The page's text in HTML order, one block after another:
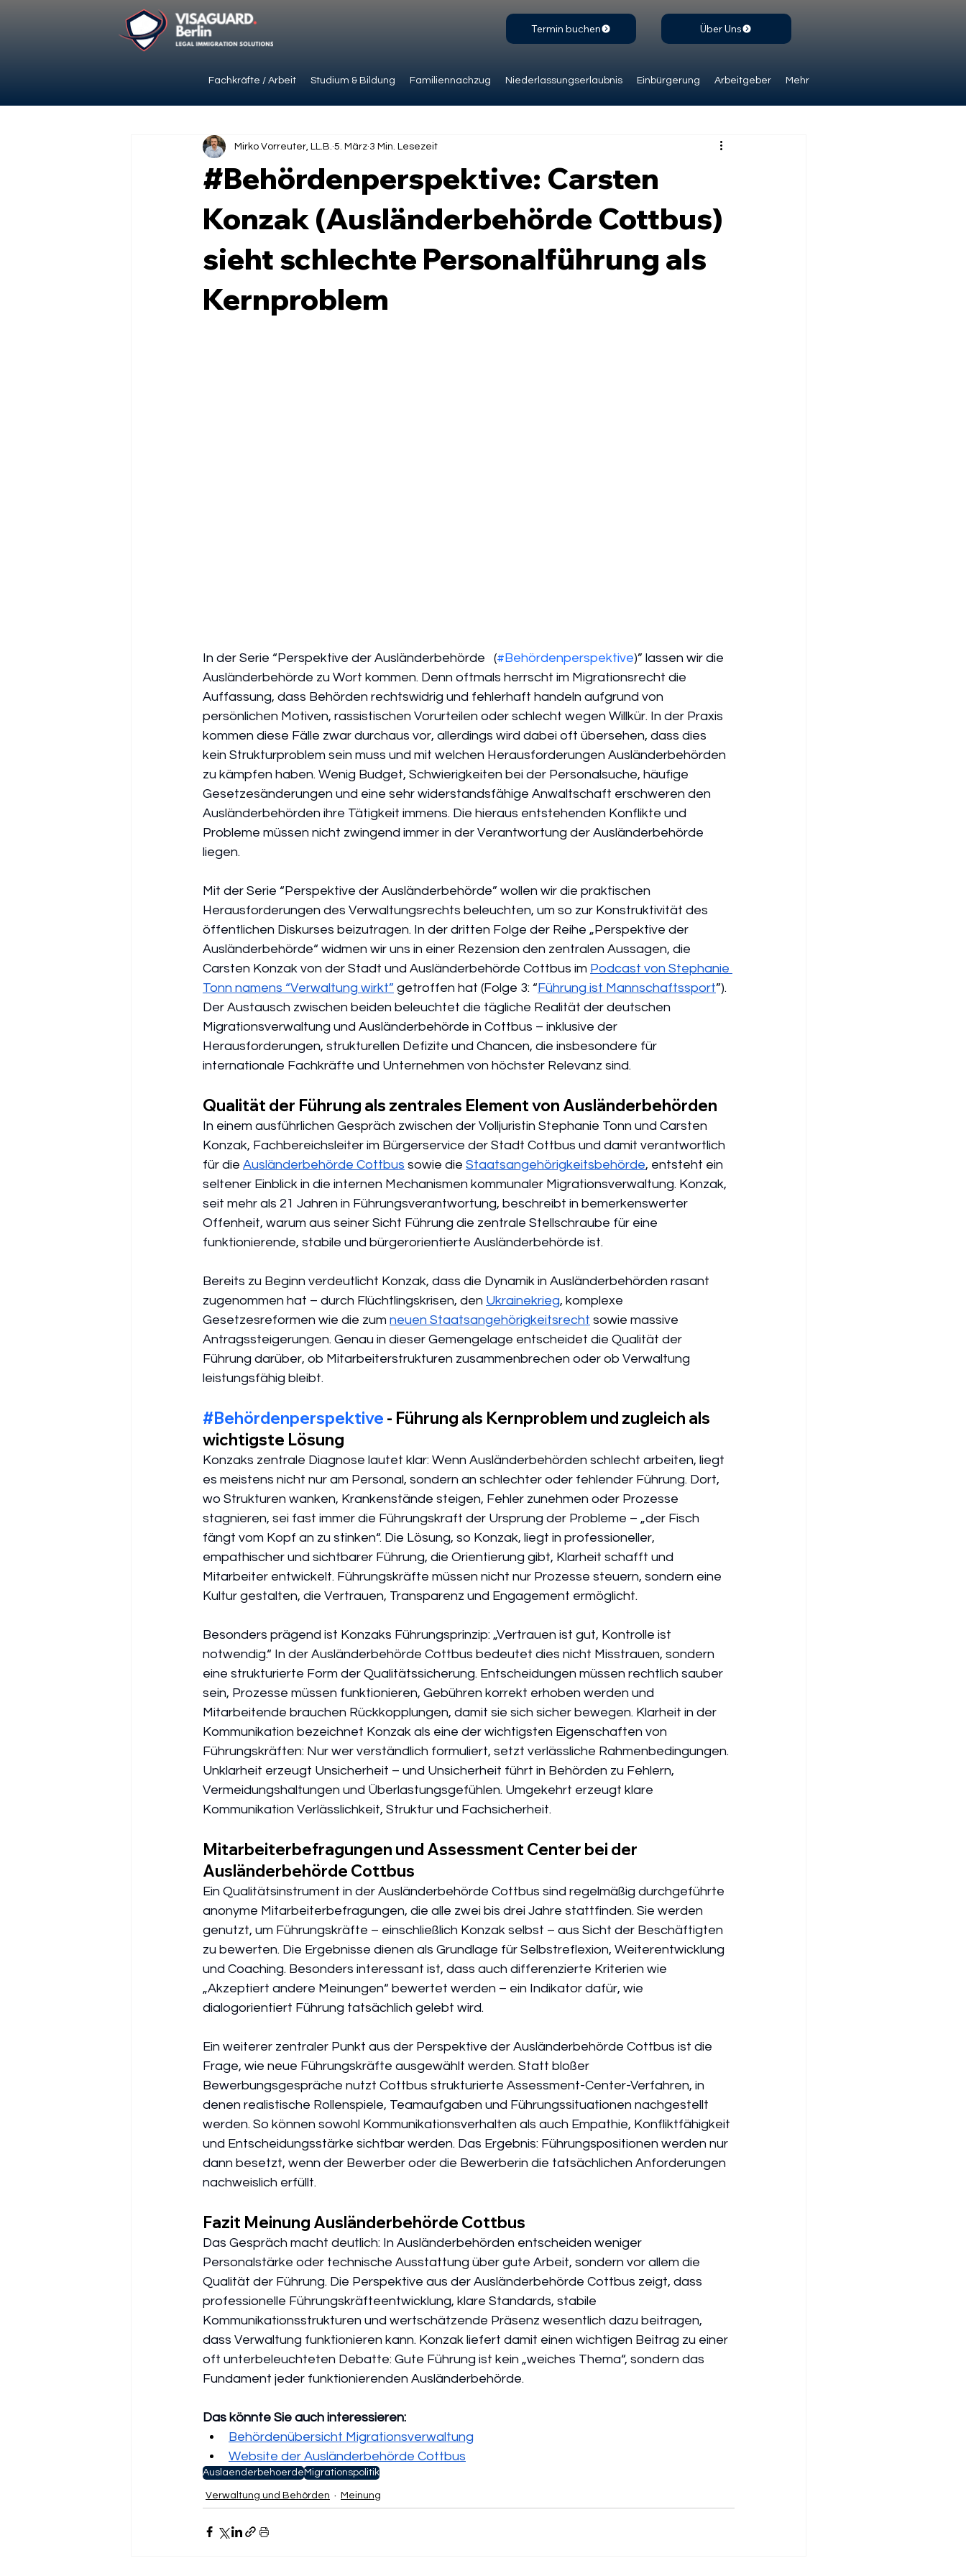
Fachkräfte / Arbeit Studium & Bildung Familiennachzug Niederlassungserlaubnis Einbürgerung Arbeitgeber Mehr
Termin buchen Über Uns
#Behördenperspektive: Carsten
Konzak (Ausländerbehörde Cottbus)
sieht schlechte Personalführung als
Kernproblem
Mirko Vorreuter, LL.B. 5. März 3 Min. Lesezeit
In der Serie “Perspektive der Ausländerbehörde   (#Behördenperspektive)” lassen wir die
Ausländerbehörde zu Wort kommen. Denn oftmals herrscht im Migrationsrecht die
Auffassung, dass Behörden rechtswidrig und fehlerhaft handeln aufgrund von
persönlichen Motiven, rassistischen Vorurteilen oder schlecht wegen Willkür. In der Praxis
kommen diese Fälle zwar durchaus vor, allerdings wird dabei oft übersehen, dass dies
kein Strukturproblem sein muss und mit welchen Herausforderungen Ausländerbehörden
zu kämpfen haben. Wenig Budget, Schwierigkeiten bei der Personalsuche, häufige
Gesetzesänderungen und eine sehr widerstandsfähige Anwaltschaft erschweren den
Ausländerbehörden ihre Tätigkeit immens. Die hieraus entstehenden Konflikte und
Probleme müssen nicht zwingend immer in der Verantwortung der Ausländerbehörde
liegen.
Mit der Serie “Perspektive der Ausländerbehörde” wollen wir die praktischen
Herausforderungen des Verwaltungsrechts beleuchten, um so zur Konstruktivität des
öffentlichen Diskurses beizutragen. In der dritten Folge der Reihe „Perspektive der
Ausländerbehörde“ widmen wir uns in einer Rezension den zentralen Aussagen, die
Carsten Konzak von der Stadt und Ausländerbehörde Cottbus im Podcast von Stephanie
Tonn namens “Verwaltung wirkt” getroffen hat (Folge 3: “Führung ist Mannschaftssport”).
Der Austausch zwischen beiden beleuchtet die tägliche Realität der deutschen
Migrationsverwaltung und Ausländerbehörde in Cottbus – inklusive der
Herausforderungen, strukturellen Defizite und Chancen, die insbesondere für
internationale Fachkräfte und Unternehmen von höchster Relevanz sind.
Qualität der Führung als zentrales Element von Ausländerbehörden
In einem ausführlichen Gespräch zwischen der Volljuristin Stephanie Tonn und Carsten
Konzak, Fachbereichsleiter im Bürgerservice der Stadt Cottbus und damit verantwortlich
für die Ausländerbehörde Cottbus sowie die Staatsangehörigkeitsbehörde, entsteht ein
seltener Einblick in die internen Mechanismen kommunaler Migrationsverwaltung. Konzak,
seit mehr als 21 Jahren in Führungsverantwortung, beschreibt in bemerkenswerter
Offenheit, warum aus seiner Sicht Führung die zentrale Stellschraube für eine
funktionierende, stabile und bürgerorientierte Ausländerbehörde ist.
Bereits zu Beginn verdeutlicht Konzak, dass die Dynamik in Ausländerbehörden rasant
zugenommen hat – durch Flüchtlingskrisen, den Ukrainekrieg, komplexe
Gesetzesreformen wie die zum neuen Staatsangehörigkeitsrecht sowie massive
Antragssteigerungen. Genau in dieser Gemengelage entscheidet die Qualität der
Führung darüber, ob Mitarbeiterstrukturen zusammenbrechen oder ob Verwaltung
leistungsfähig bleibt.
#Behördenperspektive - Führung als Kernproblem und zugleich als
wichtigste Lösung
Konzaks zentrale Diagnose lautet klar: Wenn Ausländerbehörden schlecht arbeiten, liegt
es meistens nicht nur am Personal, sondern an schlechter oder fehlender Führung. Dort,
wo Strukturen wanken, Krankenstände steigen, Fehler zunehmen oder Prozesse
stagnieren, sei fast immer die Führungskraft der Ursprung der Probleme – „der Fisch
fängt vom Kopf an zu stinken“. Die Lösung, so Konzak, liegt in professioneller,
empathischer und sichtbarer Führung, die Orientierung gibt, Klarheit schafft und
Mitarbeiter entwickelt. Führungskräfte müssen nicht nur Prozesse steuern, sondern eine
Kultur gestalten, die Vertrauen, Transparenz und Engagement ermöglicht.
Besonders prägend ist Konzaks Führungsprinzip: „Vertrauen ist gut, Kontrolle ist
notwendig.“ In der Ausländerbehörde Cottbus bedeutet dies nicht Misstrauen, sondern
eine strukturierte Form der Qualitätssicherung. Entscheidungen müssen rechtlich sauber
sein, Prozesse müssen funktionieren, Gebühren korrekt erhoben werden und
Mitarbeitende brauchen Rückkopplungen, damit sie sich sicher bewegen. Klarheit in der
Kommunikation bezeichnet Konzak als eine der wichtigsten Eigenschaften von
Führungskräften: Nur wer verständlich formuliert, setzt verlässliche Rahmenbedingungen.
Unklarheit erzeugt Unsicherheit – und Unsicherheit führt in Behörden zu Fehlern,
Vermeidungshaltungen und Überlastungsgefühlen. Umgekehrt erzeugt klare
Kommunikation Verlässlichkeit, Struktur und Fachsicherheit.
Mitarbeiterbefragungen und Assessment Center bei der
Ausländerbehörde Cottbus
Ein Qualitätsinstrument in der Ausländerbehörde Cottbus sind regelmäßig durchgeführte
anonyme Mitarbeiterbefragungen, die alle zwei bis drei Jahre stattfinden. Sie werden
genutzt, um Führungskräfte – einschließlich Konzak selbst – aus Sicht der Beschäftigten
zu bewerten. Die Ergebnisse dienen als Grundlage für Selbstreflexion, Weiterentwicklung
und Coaching. Besonders interessant ist, dass auch differenzierte Kriterien wie
„Akzeptiert andere Meinungen“ bewertet werden – ein Indikator dafür, wie
dialogorientiert Führung tatsächlich gelebt wird.
Ein weiterer zentraler Punkt aus der Perspektive der Ausländerbehörde Cottbus ist die
Frage, wie neue Führungskräfte ausgewählt werden. Statt bloßer
Bewerbungsgespräche nutzt Cottbus strukturierte Assessment-Center-Verfahren, in
denen realistische Rollenspiele, Teamaufgaben und Führungssituationen nachgestellt
werden. So können sowohl Kommunikationsverhalten als auch Empathie, Konfliktfähigkeit
und Entscheidungsstärke sichtbar werden. Das Ergebnis: Führungspositionen werden nur
dann besetzt, wenn der Bewerber oder die Bewerberin die tatsächlichen Anforderungen
nachweislich erfüllt.
Fazit Meinung Ausländerbehörde Cottbus
Das Gespräch macht deutlich: In Ausländerbehörden entscheiden weniger
Personalstärke oder technische Ausstattung über gute Arbeit, sondern vor allem die
Qualität der Führung. Die Perspektive aus der Ausländerbehörde Cottbus zeigt, dass
professionelle Führungskräfteentwicklung, klare Standards, stabile
Kommunikationsstrukturen und wertschätzende Präsenz wesentlich dazu beitragen,
dass Verwaltung funktionieren kann. Konzak liefert damit einen wichtigen Beitrag zu einer
oft unterbeleuchteten Debatte: Gute Führung ist kein „weiches Thema“, sondern das
Fundament jeder funktionierenden Ausländerbehörde.
Das könnte Sie auch interessieren:
Behördenübersicht Migrationsverwaltung
Website der Ausländerbehörde Cottbus
AuslaenderbehoerdeMigrationspolitik
Verwaltung und Behörden Meinung